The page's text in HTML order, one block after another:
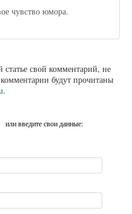
чувство юмора.
статье свой комментарий, не
будут прочитаны
.
или введите свои данные: